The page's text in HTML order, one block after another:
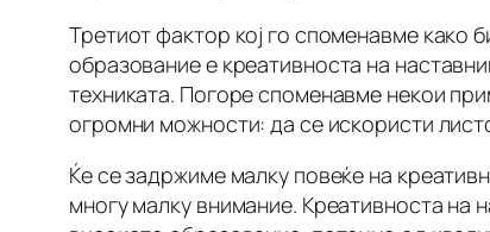
Третиот фактор кој го споменавме како
образование е креативноста на
техниката. Погоре споменавме некои
огромни можности: да се искористи
Ќе се задржиме малку повеќе на
многу малку внимание. Креативноста на